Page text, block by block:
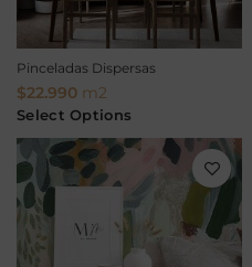
Pinceladas Dispersas
$22.990 m2
Select Options